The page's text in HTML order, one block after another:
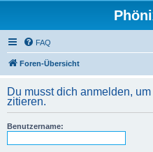
FAQ
Foren-Übersicht
Du musst dich anmelden,
zitieren.
Benutzername: